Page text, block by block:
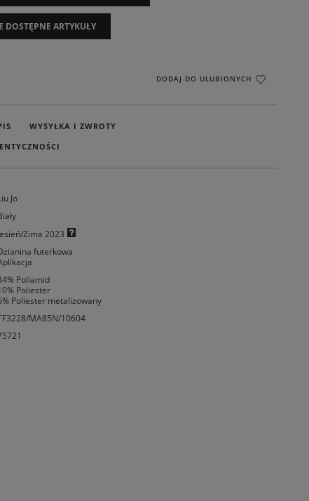
DOSTĘPNE ARTYKUŁY
DODAJ DO ULUBIONYCH
WYSYŁKA I ZWROTY
Jo
Zima 2023
futerkowa
Poliamid
Poliester
Poliester metalizowany
MA85N/10604